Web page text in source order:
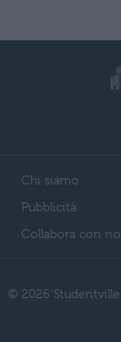
Chi siamo
Pubblicità
Collabora con
© 2026 Studentville